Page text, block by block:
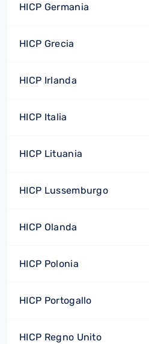
HICP Germania
HICP Grecia
HICP Irlanda
HICP Italia
HICP Lituania
HICP Lussemburgo
HICP Olanda
HICP Polonia
HICP Portogallo
HICP Regno Unito